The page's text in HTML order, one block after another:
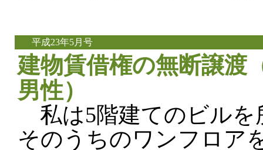
平成23年5月号
建物賃借権の無断譲渡
男性）
私は5階建てのビルを
そのうちのワンフロア